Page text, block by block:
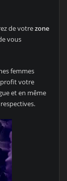
de votrezone
vous
femmes
votre
et en même